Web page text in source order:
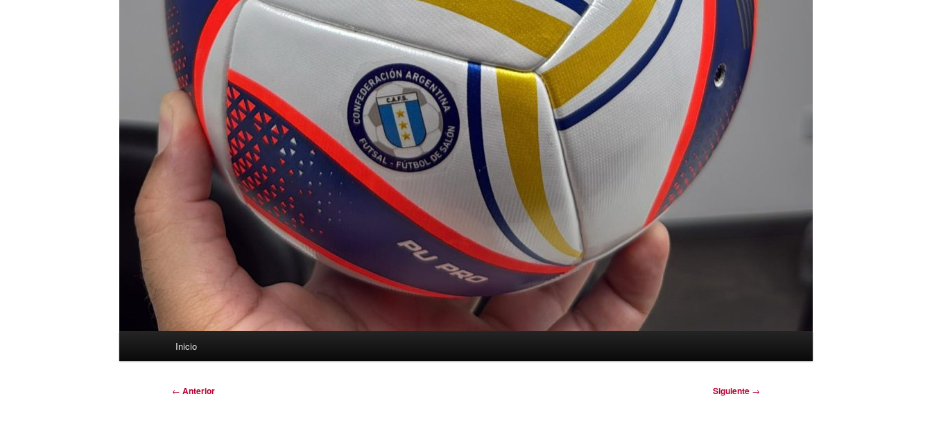
Inicio
Navegación
← Anterior Siguiente →